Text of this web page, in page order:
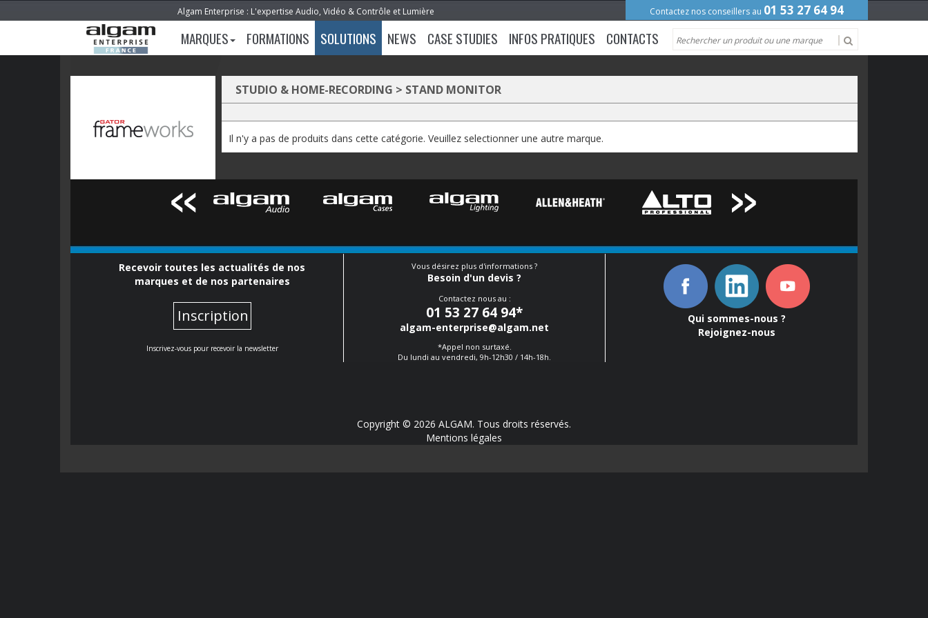
Algam Enterprise : L'expertise Audio, Vidéo & Contrôle et Lumière Contactez nos conseillers au 01 53 27 64 94
MARQUES FORMATIONS SOLUTIONS NEWS CASE STUDIES INFOS PRATIQUES CONTACTS
STUDIO & HOME-RECORDING > STAND MONITOR
Il n'y a pas de produits dans cette catégorie. Veuillez selectionner une autre marque.
Recevoir toutes les actualités de nos
marques et de nos partenaires
Inscription
Inscrivez-vous pour recevoir la newsletter
Vous désirez plus d'informations ?
Besoin d'un devis ?
Contactez nous au :
01 53 27 64 94*
algam-enterprise@algam.net
*Appel non surtaxé.
Du lundi au vendredi, 9h-12h30 / 14h-18h.
Qui sommes-nous ?
Rejoignez-nous
Copyright © 2026 ALGAM. Tous droits réservés.
Mentions légales